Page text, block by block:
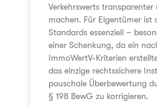
Verkehrswerts
machen. Für Eigentümer ist
Standards essenziell –
einer Schenkung, da ein
ImmoWertV-Kriterien
das einzige rechtssichere
pauschale Überbewertung
§ 198 BewG zu korrigieren.